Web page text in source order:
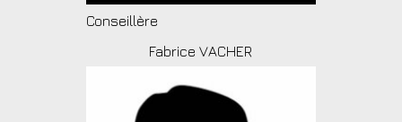
Conseillère
Fabrice VACHER